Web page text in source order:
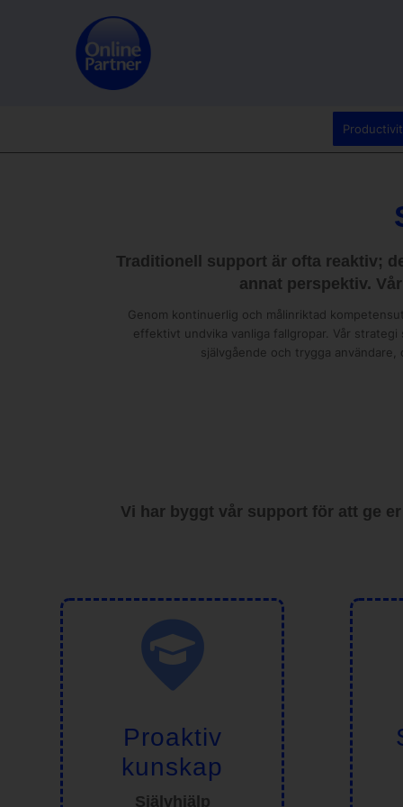
Traditionell support är ofta reaktiv;
annat perspektiv.
Genom kontinuerlig och målinriktad
effektivt undvika vanliga fallgropar. Vår
självgående och trygga
Vi har byggt vår support för att ge
Proaktiv
kunskap
Självhjälp